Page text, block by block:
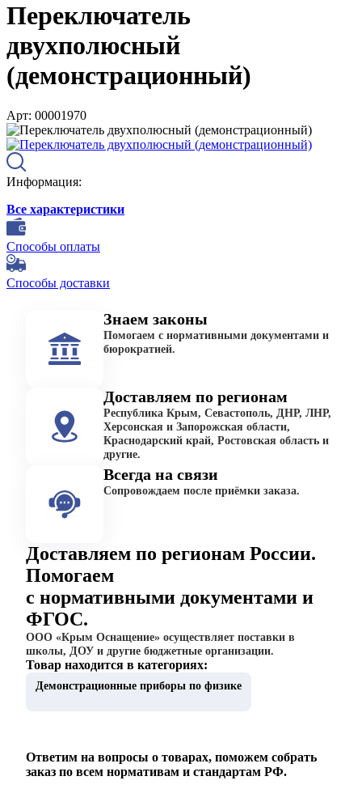
Переключатель
двухполюсный
(демонстрационный)
Арт: 00001970
Информация:
Все характеристики
Способы оплаты
Способы доставки
Знаем законы
Помогаем с нормативными документами и
бюрократией.
Доставляем по регионам
Республика Крым, Севастополь, ДНР, ЛНР,
Херсонская и Запорожская области,
Краснодарский край, Ростовская область и
другие.
Всегда на связи
Сопровождаем после приёмки заказа.
Доставляем по регионам России.
Помогаем
с нормативными документами и
ФГОС.
ООО «Крым Оснащение» осуществляет поставки в
школы, ДОУ и другие бюджетные организации.
Товар находится в категориях:
Демонстрационные приборы по физике
Ответим на вопросы о товарах, поможем собрать
заказ по всем нормативам и стандартам РФ.